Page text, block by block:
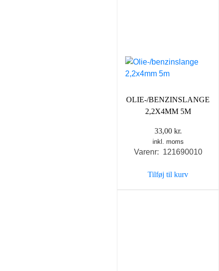
OLIE-/BENZINSLANGE
2,2X4MM 5M
33,00 kr.
inkl. moms
Varenr: 121690010
Tilføj til kurv